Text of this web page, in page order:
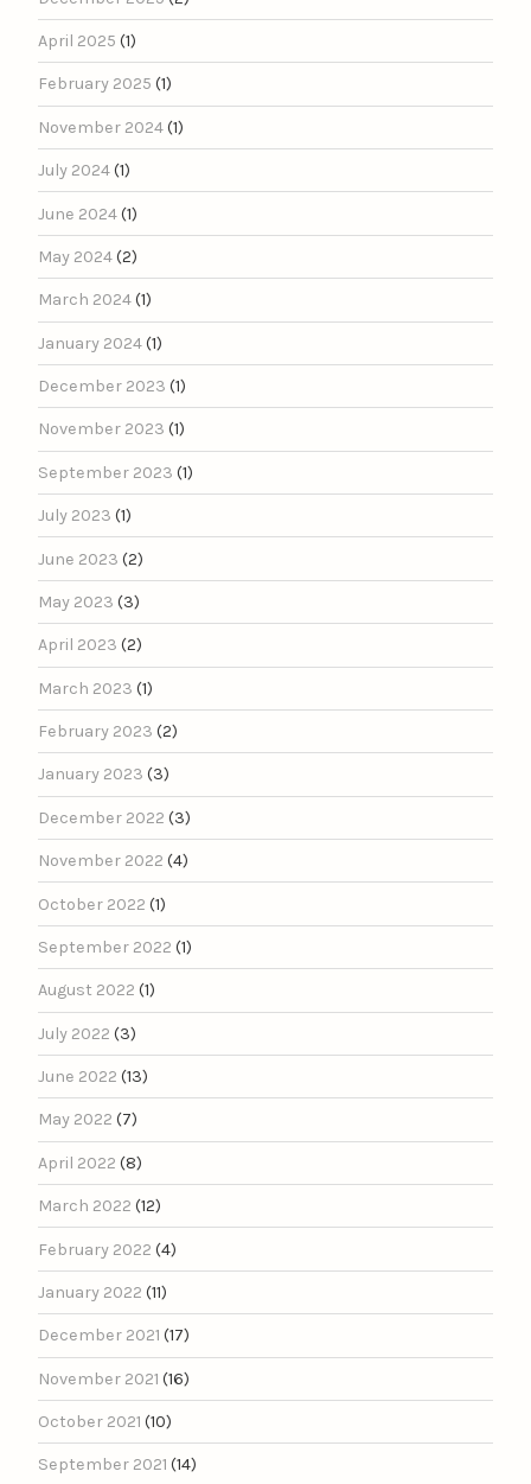
April 2025 (1)
February 2025 (1)
November 2024(1)
July 2024(1)
June 2024(1)
May 2024(2)
March 2024(1)
January 2024(1)
December 2023 (1)
November 2023 (1)
September 2023 (1)
July 2023 (1)
June 2023 (2)
May 2023 (3)
April 2023 (2)
March 2023 (1)
February 2023 (2)
January 2023 (3)
December 2022 (3)
November 2022 (4)
October 2022 (1)
September 2022 (1)
August 2022 (1)
July 2022 (3)
June 2022 (13)
May 2022 (7)
April 2022 (8)
March 2022 (12)
February 2022 (4)
January 2022 (11)
December 2021 (17)
November 2021 (16)
October 2021 (10)
September 2021 (14)